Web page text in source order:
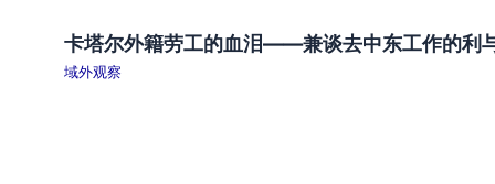
卡塔尔外籍劳工的血泪——兼谈去中东工作的利
域外观察